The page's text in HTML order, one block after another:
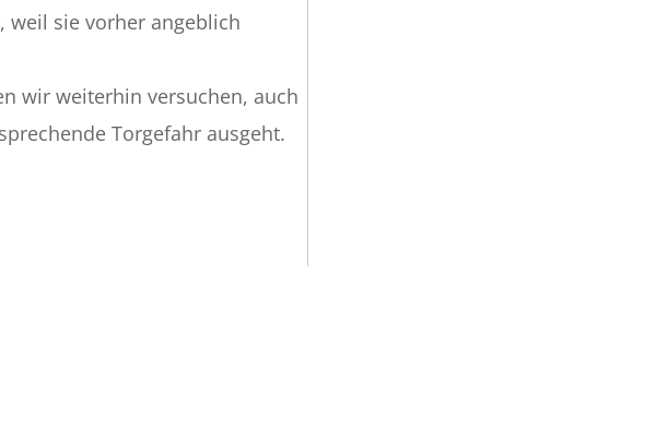
weil sie vorher angeblich
wir weiterhin versuchen, auch
Torgefahr ausgeht.